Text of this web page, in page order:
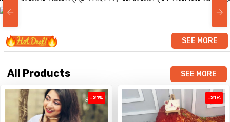
SEE MORE
All Products SEE MORE
-21% -21%